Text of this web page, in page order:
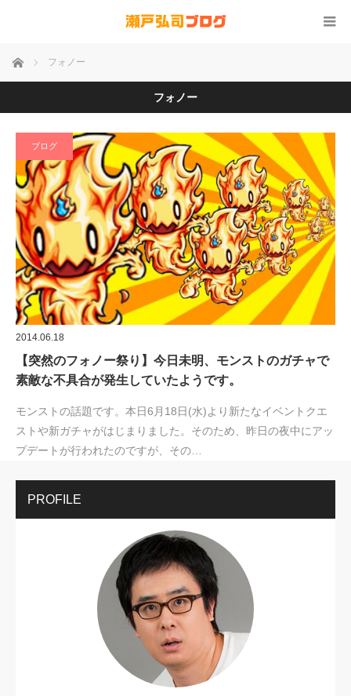
ホーム フォノー
フォノー
ブログ
2014.06.18
【突然のフォノー祭り】今日未明、モンストのガチャで
素敵な不具合が発生していたようです。
モンストの話題です。本日6月18日(水)より新たなイベントクエ
ストや新ガチャがはじまりました。そのため、昨日の夜中にアッ
プデートが行われたのですが、その…
PROFILE